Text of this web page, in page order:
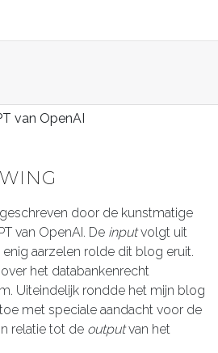
van OpenAI
door de kunstmatige
van OpenAI. De inputvolgt uit
enig aarzelen rolde dit blog eruit.
het databankenrecht
Uiteindelijk rondde het mijn blog
met speciale aandacht voor de
relatie tot de outputvan het